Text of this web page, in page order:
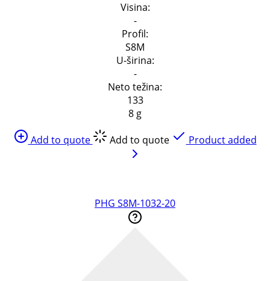
Visina:
-
Profil:
S8M
U-širina:
-
Neto težina:
133
8 g
Add to quote
Add to quote Product added
PHG S8M-1032-20